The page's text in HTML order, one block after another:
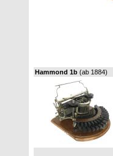
Hammond 1b (ab 1884)